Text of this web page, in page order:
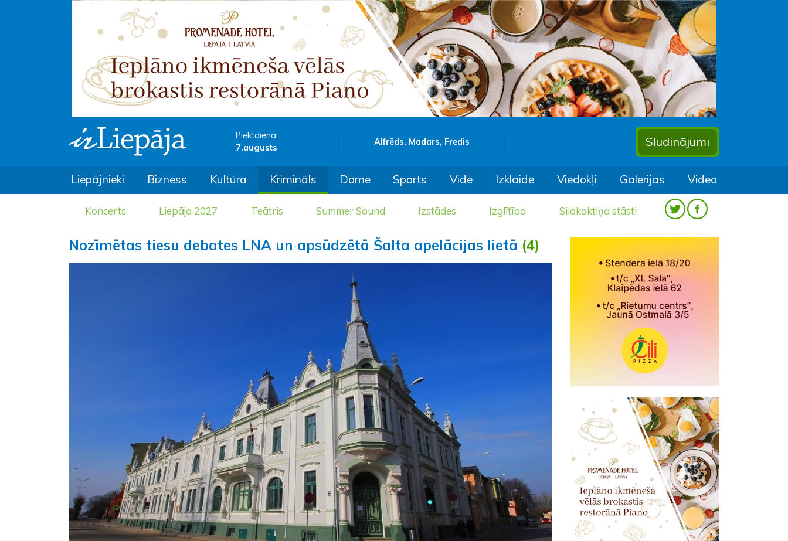
Piektdiena,
7.augusts
Alfrēds, Madars, Fredis Sludinājumi
Liepājnieki Bizness Kultūra Krimināls Dome Sports Vide Izklaide Viedokļi Galerijas Video
Koncerts Liepāja 2027 Teātris Summer Sound Izstādes Izglītība Silakaktiņa stāsti
Nozīmētas tiesu debates LNA un apsūdzētā Šalta apelācijas lietā (4)